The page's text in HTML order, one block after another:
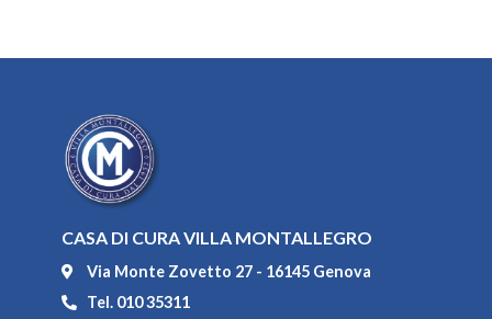
CASA DI CURA VILLA MONTALLEGRO
Via Monte Zovetto 27 - 16145 Genova
Tel. 010 35311